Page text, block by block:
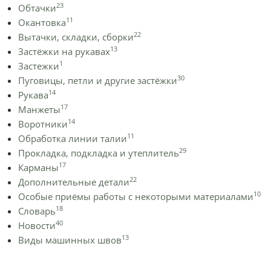
Обтачки23
Окантовка11
Вытачки, складки, сборки22
Застёжки на рукавах13
Застежки1
Пуговицы, петли и другие застёжки30
Рукава14
Манжеты17
Воротники14
Обработка линии талии11
Прокладка, подкладка и утеплитель29
Карманы17
Дополнительные детали22
Особые приёмы работы с некоторыми материалами10
Словарь18
Новости40
Виды машинных швов13